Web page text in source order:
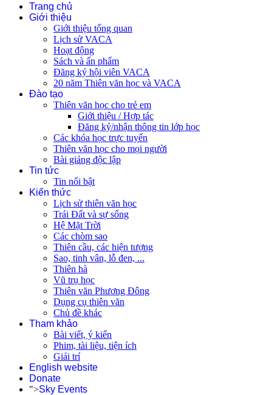
Trang chủ
Giới thiệu
Giới thiệu tổng quan
Lịch sử VACA
Hoạt động
Sách và ấn phẩm
Đăng ký hội viên VACA
20 năm Thiên văn học và VACA
Đào tạo
Thiên văn học cho trẻ em
Giới thiệu / Hợp tác
Đăng ký/nhận thông tin lớp học
Các khóa học trực tuyến
Thiên văn học cho mọi người
Bài giảng độc lập
Tin tức
Tin nổi bật
Kiến thức
Lịch sử thiên văn học
Trái Đất và sự sống
Hệ Mặt Trời
Các chòm sao
Thiên cầu, các hiện tượng
Sao, tinh vân, lỗ đen, ...
Thiên hà
Vũ trụ học
Thiên văn Phương Đông
Dụng cụ thiên văn
Chủ đề khác
Tham khảo
Bài viết, ý kiến
Phim, tài liệu, tiện ích
Giải trí
English website
Donate
">Sky Events